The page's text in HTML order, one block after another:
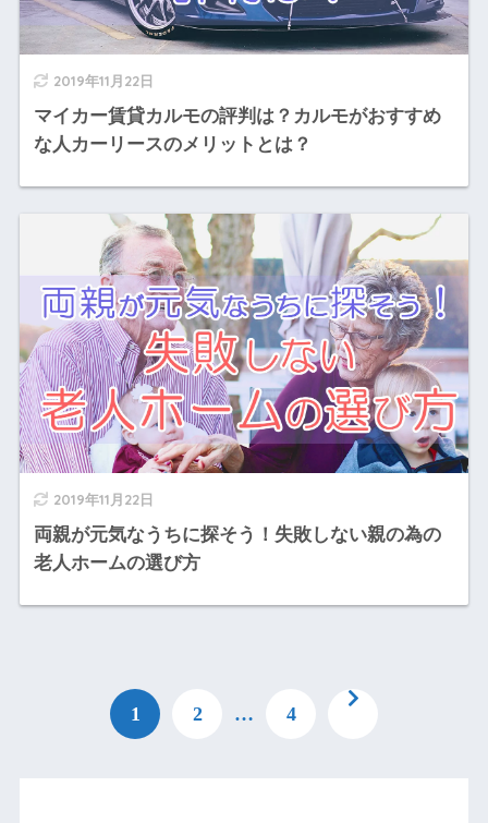
2019年11月22日
マイカー賃貸カルモの評判は？カルモがおすすめ
な人カーリースのメリットとは？
2019年11月22日
両親が元気なうちに探そう！失敗しない親の為の
老人ホームの選び方
1 2 … 4